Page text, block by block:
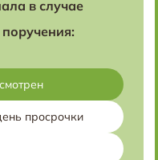
в случае
просрочки